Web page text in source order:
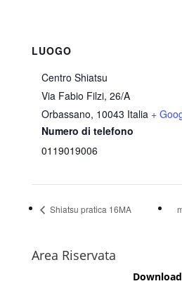
LUOGO
Centro Shiatsu
Via Fabio Filzi, 26/A
Orbassano, 10043 Italia +
Numero di telefono
0119019006
Shiatsu pratica 16MA
Area Riservata
Download